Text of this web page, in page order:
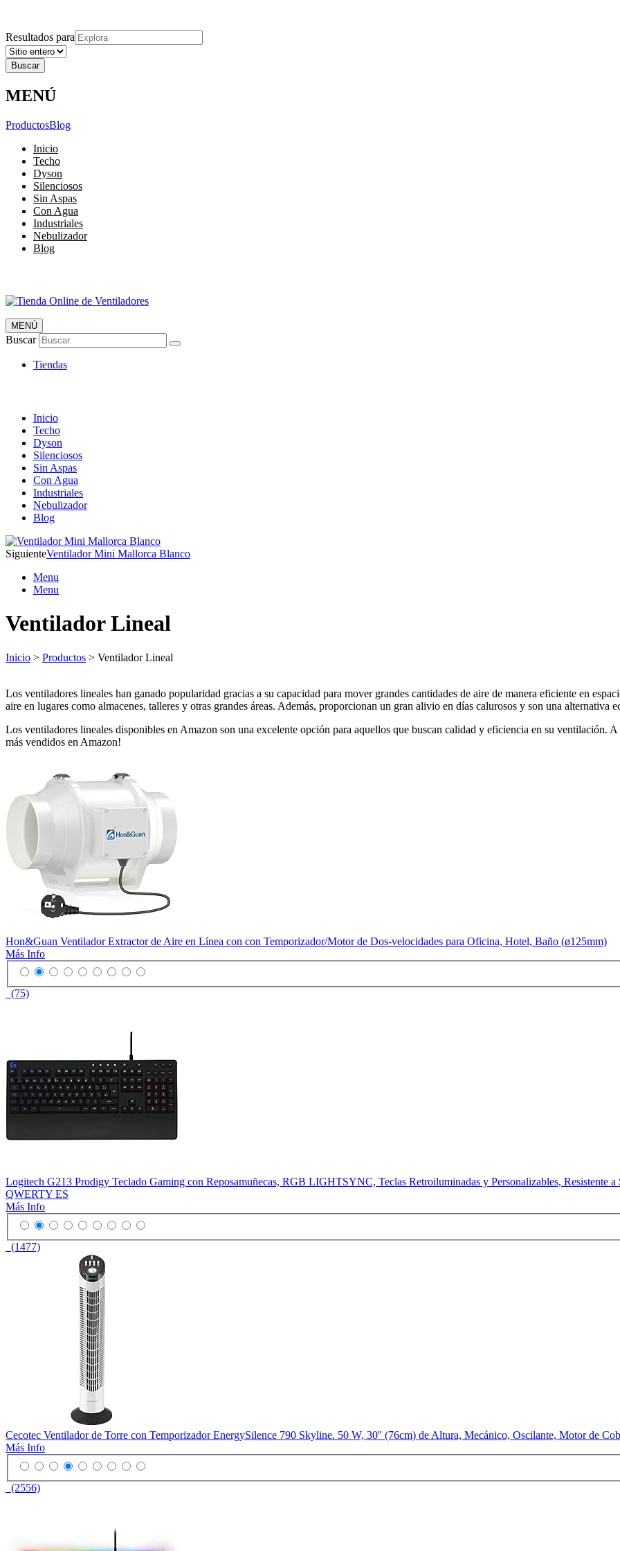
Resultados para
MENÚ
ProductosBlog
Inicio
Techo
Dyson
Silenciosos
Sin Aspas
Con Agua
Industriales
Nebulizador
Blog
Tienda Online de Ventiladores
Super Catálogo de Ofertas
MENÚ
Buscar
Tiendas
Inicio
Techo
Dyson
Silenciosos
Sin Aspas
Con Agua
Industriales
Nebulizador
Blog
SiguienteVentilador Mini Mallorca Blanco
Menu
Menu
Ventilador Lineal
Inicio > Productos > Ventilador Lineal
Los ventiladores lineales han ganado popularidad gracias a su capacidad para mover grandes cantidades de aire de manera eficiente en
aire en lugares como almacenes, talleres y otras grandes áreas. Además, proporcionan un gran alivio en días calurosos y son una alternativa
Los ventiladores lineales disponibles en Amazon son una excelente opción para aquellos que buscan calidad y eficiencia en su ventilación.
más vendidos en Amazon!
Hon&Guan Ventilador Extractor de Aire en Línea con con Temporizador/Motor de Dos-velocidades para Oficina, Hotel, Baño (ø125mm)
Más Info
(75)
Logitech G213 Prodigy Teclado Gaming con Reposamuñecas, RGB LIGHTSYNC, Teclas Retroiluminadas y Personalizables, Resistente
QWERTY ES
Más Info
(1477)
Cecotec Ventilador de Torre con Temporizador EnergySilence 790 Skyline. 50 W, 30'' (76cm) de Altura, Mecánico, Oscilante, Motor de
Más Info
(2556)